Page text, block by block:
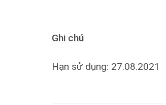
Ghi chú
Hạn sử dụng: 27.08.2021